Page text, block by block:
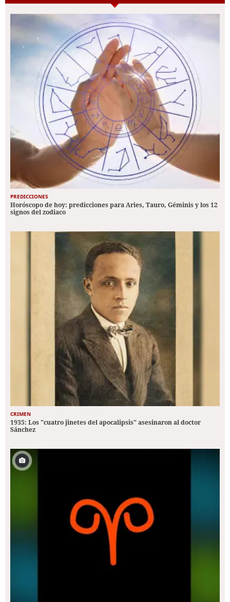
PREDICCIONES
Horóscopo de hoy: predicciones para Aries, Tauro, Géminis y los 12
signos del zodiaco
CRIMEN
1935: Los "cuatro jinetes del apocalipsis" asesinaron al doctor
Sánchez